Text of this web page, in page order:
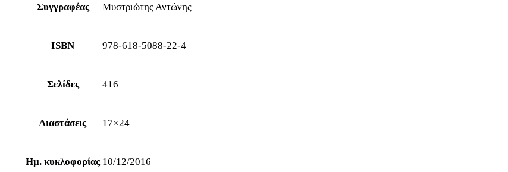
Συγγραφέας Μυστριώτης Αντώνης
ISBN 978-618-5088-22-4
Σελίδες 416
Διαστάσεις 17×24
Ημ. κυκλοφορίας 10/12/2016